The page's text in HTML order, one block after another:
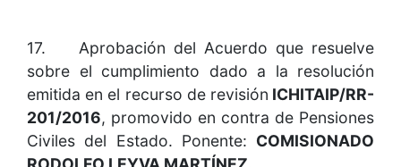
17. Aprobación del Acuerdo que resuelve
sobre el cumplimiento dado a la resolución
emitida en el recurso de revisión ICHITAIP/RR-
201/2016, promovido en contra de Pensiones
Civiles del Estado. Ponente: COMISIONADO